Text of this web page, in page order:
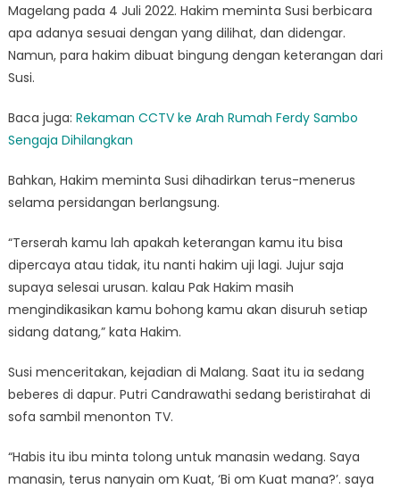
Magelang pada 4 Juli 2022. Hakim meminta Susi berbicara
apa adanya sesuai dengan yang dilihat, dan didengar.
Namun, para hakim dibuat bingung dengan keterangan dari
Susi.
Baca juga: Rekaman CCTV ke Arah Rumah Ferdy Sambo
Sengaja Dihilangkan
Bahkan, Hakim meminta Susi dihadirkan terus-menerus
selama persidangan berlangsung.
“Terserah kamu lah apakah keterangan kamu itu bisa
dipercaya atau tidak, itu nanti hakim uji lagi. Jujur saja
supaya selesai urusan. kalau Pak Hakim masih
mengindikasikan kamu bohong kamu akan disuruh setiap
sidang datang,” kata Hakim.
Susi menceritakan, kejadian di Malang. Saat itu ia sedang
beberes di dapur. Putri Candrawathi sedang beristirahat di
sofa sambil menonton TV.
“Habis itu ibu minta tolong untuk manasin wedang. Saya
manasin, terus nanyain om Kuat, ‘Bi om Kuat mana?’. saya